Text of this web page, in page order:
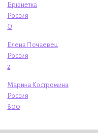
Брюнетка
Россия
O
Елена Почаевец
Россия
2
Марина Костромина
Россия
800